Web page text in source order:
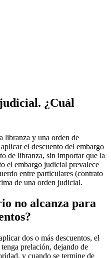
¿Cuál
libranza y una orden de
el descuento del embargo
de libranza, sin importar que la
el embargo judicial prevalece
entre particulares (contrato
de una orden judicial.
no alcanza para
dos o más descuentos, el
prelación, dejando de
y cuando se termine de